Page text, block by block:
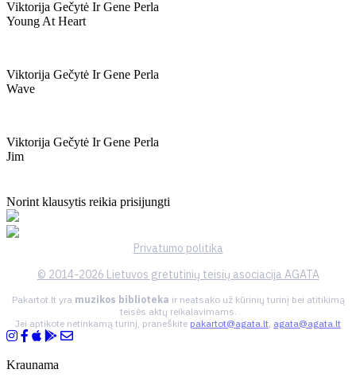
Viktorija Gečytė Ir Gene Perla
Young At Heart
Viktorija Gečytė Ir Gene Perla
Wave
Viktorija Gečytė Ir Gene Perla
Jim
Norint klausytis reikia prisijungti
Privatumo politika
© 2014-2026 Lietuvos gretutinių teisių asociacija AGATA
Pakartot.lt yra muzikos biblioteka ir neatsako už kūrinių turinį bei atitikimą
teisės aktų reikalavimams.
Jei aptikote netinkamą turinį, praneškite pakartot@agata.lt, agata@agata.lt
Kraunama